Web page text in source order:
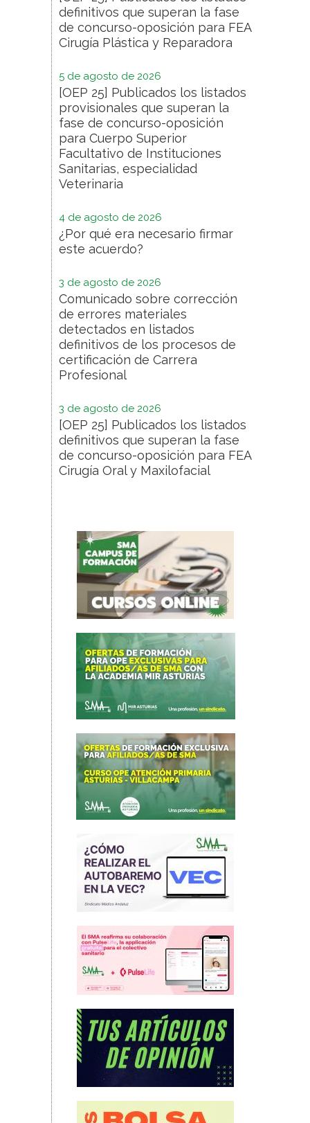
definitivos que superan la fase
de concurso-oposición para FEA
Cirugía Plástica y Reparadora
5 de agosto de 2026
[OEP 25] Publicados los listados
provisionales que superan la
fase de concurso-oposición
para Cuerpo Superior
Facultativo de Instituciones
Sanitarias, especialidad
Veterinaria
4 de agosto de 2026
¿Por qué era necesario firmar
este acuerdo?
3 de agosto de 2026
Comunicado sobre corrección
de errores materiales
detectados en listados
definitivos de los procesos de
certificación de Carrera
Profesional
3 de agosto de 2026
[OEP 25] Publicados los listados
definitivos que superan la fase
de concurso-oposición para FEA
Cirugía Oral y Maxilofacial